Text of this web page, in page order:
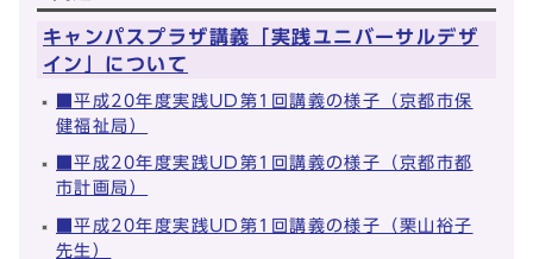
キャンパスプラザ講義「実践ユニバーサルデザ
イン」について
■平成20年度実践UD第1回講義の様子（京都市保
健福祉局）
■平成20年度実践UD第1回講義の様子（京都市都
市計画局）
■平成20年度実践UD第1回講義の様子（栗山裕子
先生）